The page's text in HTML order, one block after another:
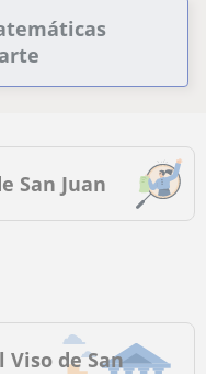
San Juan
Viso de San